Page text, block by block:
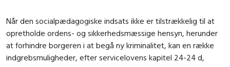
Når den socialpædagogiske indsats ikke er tilstrækkelig til at
opretholde ordens- og sikkerhedsmæssige hensyn, herunder
at forhindre borgeren i at begå ny kriminalitet, kan en række
indgrebsmuligheder, efter servicelovens kapitel 24-24 d,